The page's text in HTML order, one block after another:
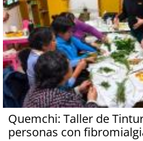
Quemchi: Taller de
personas con